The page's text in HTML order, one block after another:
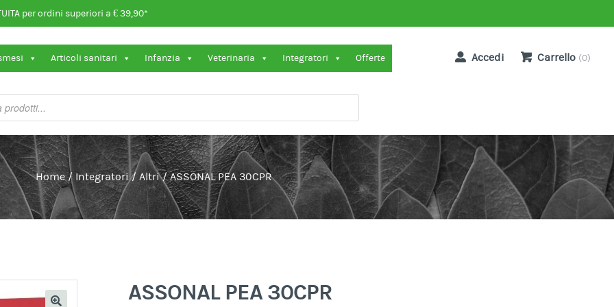
per ordini superiori a € 39,90*
Articoli sanitari Infanzia Veterinaria Integratori Offerte Accedi Carrello (0)
Home / Integratori / Altri /ASSONAL PEA 30CPR
ASSONAL PEA 30CPR